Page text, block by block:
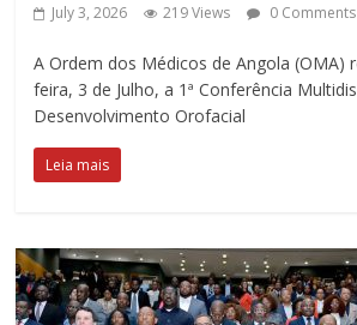
July 3, 2026 219 Views 0 Comments
A Ordem dos Médicos de Angola (OMA)
feira, 3 de Julho, a 1ª Conferência
Desenvolvimento Orofacial
Leia mais